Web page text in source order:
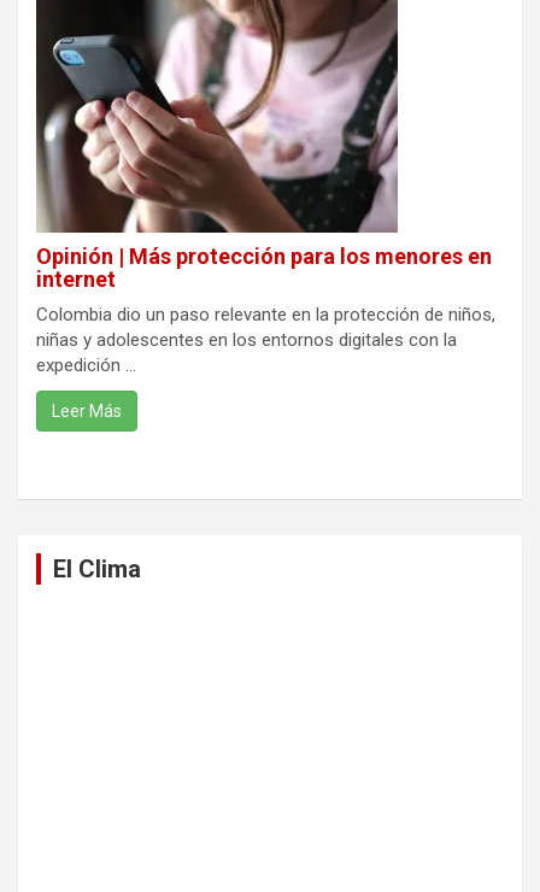
Opinión | Más protección para los menores en
internet
Colombia dio un paso relevante en la protección de niños,
niñas y adolescentes en los entornos digitales con la
expedición ...
Leer Más
El Clima